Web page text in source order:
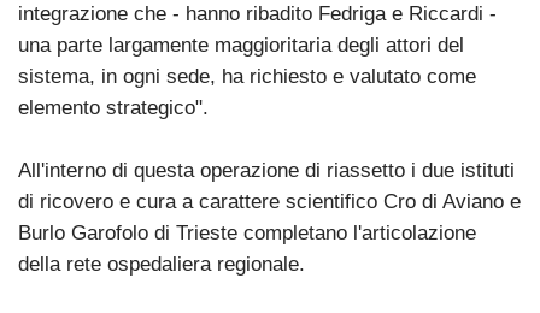
integrazione che - hanno ribadito Fedriga e Riccardi -
una parte largamente maggioritaria degli attori del
sistema, in ogni sede, ha richiesto e valutato come
elemento strategico".
All'interno di questa operazione di riassetto i due istituti
di ricovero e cura a carattere scientifico Cro di Aviano e
Burlo Garofolo di Trieste completano l'articolazione
della rete ospedaliera regionale.